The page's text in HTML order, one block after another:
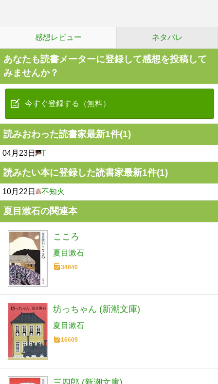
感想レビュー ネタバレ
あなたも読書メーターに登録して感想を投稿して
みませんか？
今すぐ登録する（無料）
読みおわった読書家最新1件(1)
04月23日 T
読みたい本に登録した読書家最新1件(1)
10月22日 不知火
夏目漱石の関連本
こころ
夏目漱石
34840
坊っちゃん (新潮文庫)
夏目漱石
16609